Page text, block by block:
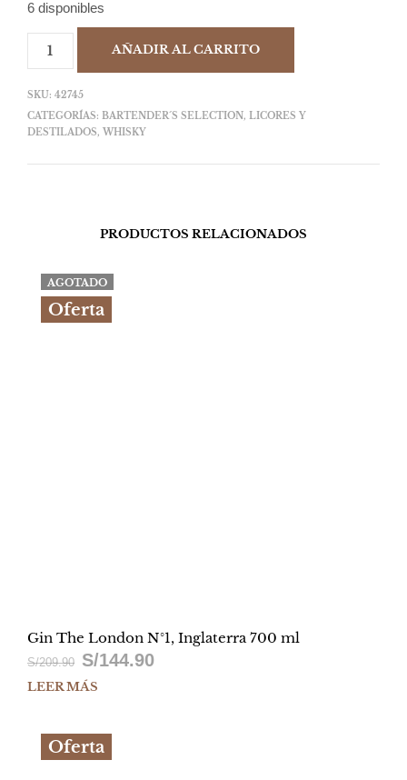
6 disponibles
AÑADIR AL CARRITO
SKU: 42745
CATEGORÍAS: BARTENDER´S SELECTION, LICORES Y
DESTILADOS, WHISKY
PRODUCTOS RELACIONADOS
Oferta
AGOTADO
Gin The London N°1, Inglaterra 700 ml
S/209.90 El
precio
era:
S/144.90El
LEER MÁS
Oferta